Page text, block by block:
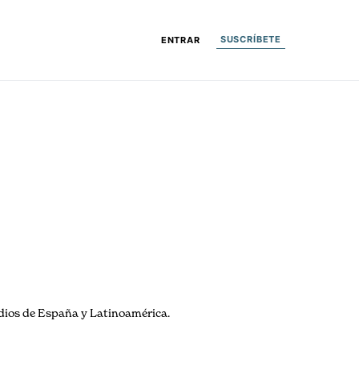
ENTRAR SUSCRÍBETE
de España y Latinoamérica.